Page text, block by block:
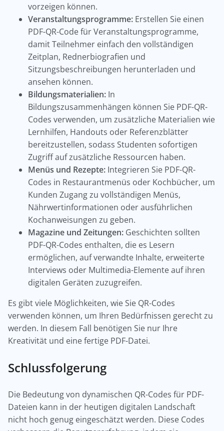
vorzeigen können.
Veranstaltungsprogramme: Erstellen Sie einen
PDF-QR-Code für Veranstaltungsprogramme,
damit Teilnehmer einfach den vollständigen
Zeitplan, Rednerbiografien und
Sitzungsbeschreibungen herunterladen und
ansehen können.
Bildungsmaterialien: In
Bildungszusammenhängen können Sie PDF-QR-
Codes verwenden, um zusätzliche Materialien wie
Lernhilfen, Handouts oder Referenzblätter
bereitzustellen, sodass Studenten sofortigen
Zugriff auf zusätzliche Ressourcen haben.
Menüs und Rezepte: Integrieren Sie PDF-QR-
Codes in Restaurantmenüs oder Kochbücher, um
Kunden Zugang zu vollständigen Menüs,
Nährwertinformationen oder ausführlichen
Kochanweisungen zu geben.
Magazine und Zeitungen: Geschichten sollten
PDF-QR-Codes enthalten, die es Lesern
ermöglichen, auf verwandte Inhalte, erweiterte
Interviews oder Multimedia-Elemente auf ihren
digitalen Geräten zuzugreifen.
Es gibt viele Möglichkeiten, wie Sie QR-Codes
verwenden können, um Ihren Bedürfnissen gerecht zu
werden. In diesem Fall benötigen Sie nur Ihre
Kreativität und eine fertige PDF-Datei.
Schlussfolgerung
Die Bedeutung von dynamischen QR-Codes für PDF-
Dateien kann in der heutigen digitalen Landschaft
nicht hoch genug eingeschätzt werden. Diese Codes